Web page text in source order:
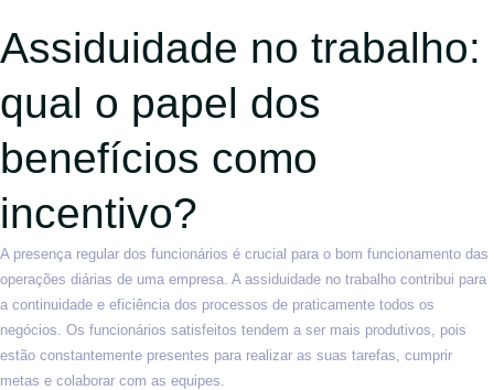
Assiduidade no trabalho:
qual o papel dos
benefícios como
incentivo?
A presença regular dos funcionários é crucial para o bom funcionamento das
operações diárias de uma empresa. A assiduidade no trabalho contribui para
a continuidade e eficiência dos processos de praticamente todos os
negócios. Os funcionários satisfeitos tendem a ser mais produtivos, pois
estão constantemente presentes para realizar as suas tarefas, cumprir
metas e colaborar com as equipes.